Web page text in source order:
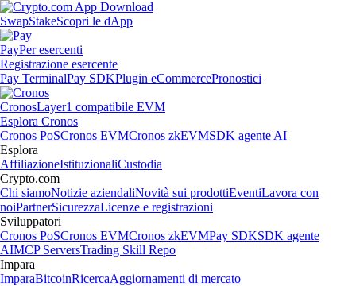
SwapStakeScopri le dApp
PayPer esercenti
Registrazione esercente
Pay TerminalPay SDKPlugin eCommercePronostici
CronosLayer1 compatibile EVM
Esplora Cronos
Cronos PoSCronos EVMCronos zkEVMSDK agente AI
Esplora
AffiliazioneIstituzionaliCustodia
Crypto.com
Chi siamoNotizie aziendaliNovità sui prodottiEventiLavora con
noiPartnerSicurezzaLicenze e registrazioni
Sviluppatori
Cronos PoSCronos EVMCronos zkEVMPay SDKSDK agente
AIMCP ServersTrading Skill Repo
Impara
ImparaBitcoinRicercaAggiornamenti di mercato